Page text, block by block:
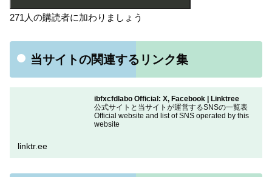
271人の購読者に加わりましょう
当サイトの関連するリンク集
ibfxcfdlabo Official: X, Facebook | Linktree
公式サイトと当サイトが運営するSNSの一覧表
Official website and list of SNS operated by this
website
linktr.ee